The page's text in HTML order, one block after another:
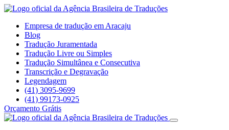
Empresa de tradução em Aracaju
Blog
Tradução Juramentada
Tradução Livre ou Simples
Tradução Simultânea e Consecutiva
Transcrição e Degravação
Legendagem
(41) 3095-9699
(41) 99173-0925
Orçamento Grátis